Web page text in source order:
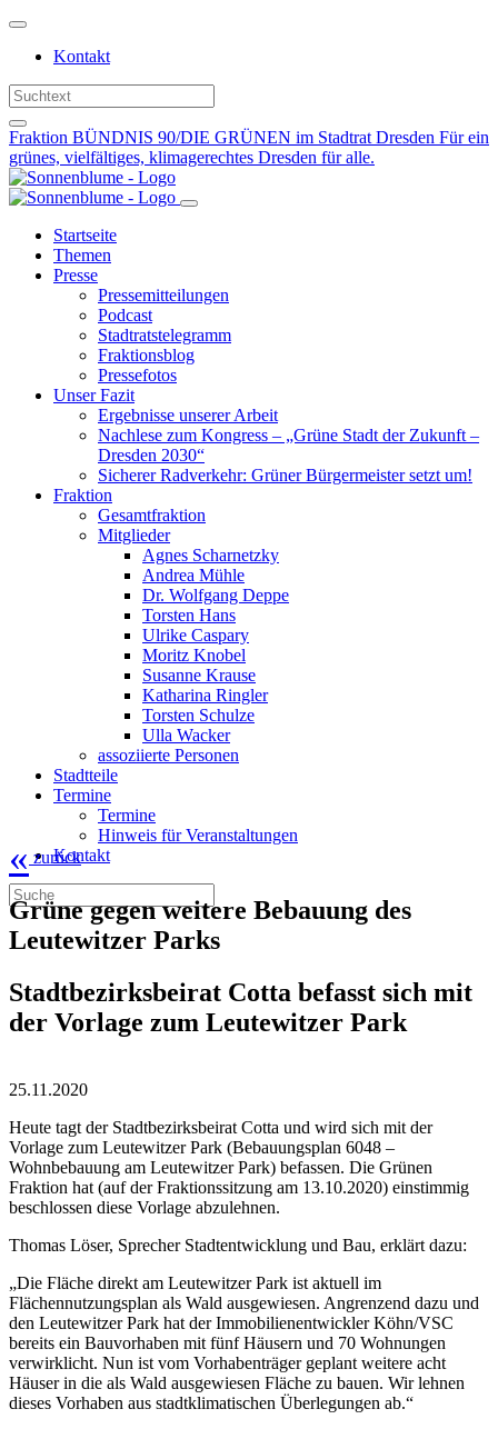
Weiter
Inhalt
Kontakt
Fraktion BÜNDNIS 90/DIE GRÜNEN im Stadtrat Dresden Für ein
grünes, vielfältiges, klimagerechtes Dresden für alle.
Startseite
Themen
Presse
Pressemitteilungen
Podcast
Stadtratstelegramm
Fraktionsblog
Pressefotos
Unser Fazit
Ergebnisse unserer Arbeit
Nachlese zum Kongress – „Grüne Stadt der Zukunft –
Dresden 2030“
Sicherer Radverkehr: Grüner Bürgermeister setzt um!
Fraktion
Gesamtfraktion
Mitglieder
Agnes Scharnetzky
Andrea Mühle
Dr. Wolfgang Deppe
Torsten Hans
Ulrike Caspary
Moritz Knobel
Susanne Krause
Katharina Ringler
Torsten Schulze
Ulla Wacker
assoziierte Personen
Stadtteile
Termine
Termine
Hinweis für Veranstaltungen
Kontakt
« zurück
Grüne gegen weitere Bebauung des
Leutewitzer Parks
Stadtbezirksbeirat Cotta befasst sich mit
der Vorlage zum Leutewitzer Park
25.11.2020
Heute tagt der Stadtbezirksbeirat Cotta und wird sich mit der
Vorlage zum Leutewitzer Park (Bebauungsplan 6048 –
Wohnbebauung am Leutewitzer Park) befassen. Die Grünen
Fraktion hat (auf der Fraktionssitzung am 13.10.2020) einstimmig
beschlossen diese Vorlage abzulehnen.
Thomas Löser, Sprecher Stadtentwicklung und Bau, erklärt dazu:
„Die Fläche direkt am Leutewitzer Park ist aktuell im
Flächennutzungsplan als Wald ausgewiesen. Angrenzend dazu und
den Leutewitzer Park hat der Immobilienentwickler Köhn/VSC
bereits ein Bauvorhaben mit fünf Häusern und 70 Wohnungen
verwirklicht. Nun ist vom Vorhabenträger geplant weitere acht
Häuser in die als Wald ausgewiesen Fläche zu bauen. Wir lehnen
dieses Vorhaben aus stadtklimatischen Überlegungen ab.“